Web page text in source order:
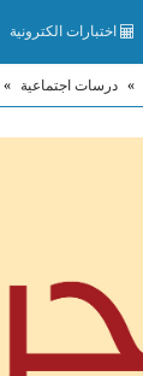
اختبارات الكترونية
» درسات اجتماعية »